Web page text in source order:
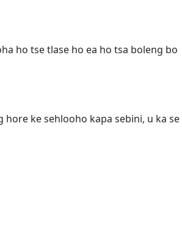
ho tse tlase ho ea ho tsa boleng bo
ke sehlooho kapa sebini, u ka se